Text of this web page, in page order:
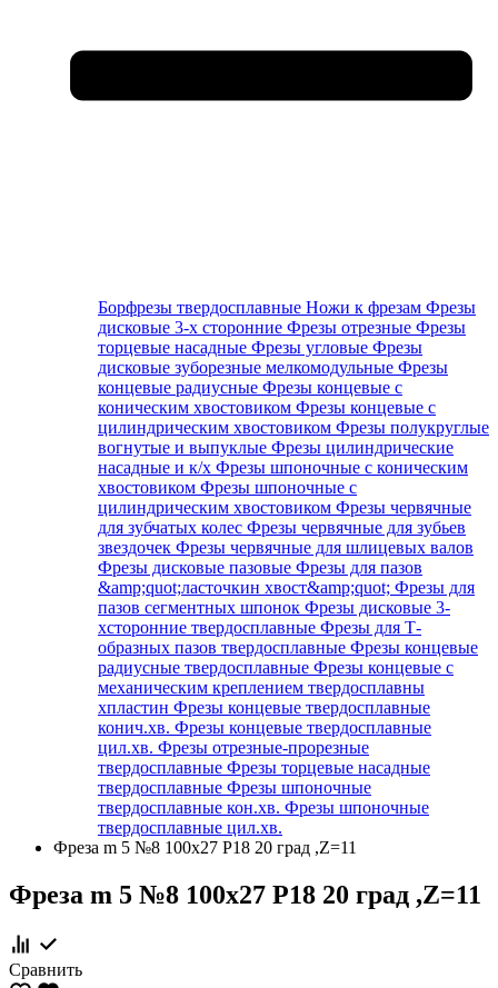
Борфрезы твердосплавные Ножи к фрезам Фрезы
дисковые 3-х сторонние Фрезы отрезные Фрезы
торцевые насадные Фрезы угловые Фрезы
дисковые зуборезные мелкомодульные Фрезы
концевые радиусные Фрезы концевые с
коническим хвостовиком Фрезы концевые с
цилиндрическим хвостовиком Фрезы полукруглые
вогнутые и выпуклые Фрезы цилиндрические
насадные и к/х Фрезы шпоночные с коническим
хвостовиком Фрезы шпоночные с
цилиндрическим хвостовиком Фрезы червячные
для зубчатых колес Фрезы червячные для зубьев
звездочек Фрезы червячные для шлицевых валов
Фрезы дисковые пазовые Фрезы для пазов
&amp;quot;ласточкин хвост&amp;quot; Фрезы для
пазов сегментных шпонок Фрезы дисковые 3-
хсторонние твердосплавные Фрезы для Т-
образных пазов твердосплавные Фрезы концевые
радиусные твердосплавные Фрезы концевые с
механическим креплением твердосплавны
хпластин Фрезы концевые твердосплавные
конич.хв. Фрезы концевые твердосплавные
цил.хв. Фрезы отрезные-прорезные
твердосплавные Фрезы торцевые насадные
твердосплавные Фрезы шпоночные
твердосплавные кон.хв. Фрезы шпоночные
твердосплавные цил.хв.
Фреза m 5 №8 100х27 Р18 20 град ,Z=11
Фреза m 5 №8 100х27 Р18 20 град ,Z=11
Сравнить